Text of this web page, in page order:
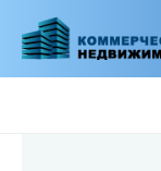
основному